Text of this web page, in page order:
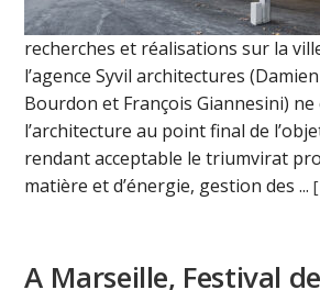
recherches et réalisations sur la
l’agence Syvil architectures
Bourdon et François Giannesini)
l’architecture au point final de
rendant acceptable le triumvirat
matière et d’énergie, gestion des ...
A Marseille, Festival